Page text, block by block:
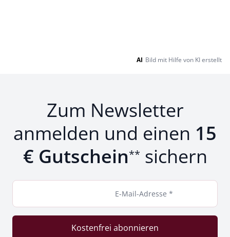
AI Bild mit Hilfe von KI erstellt
Zum Newsletter
anmelden und einen 15
€ Gutschein** sichern
E-Mail-Adresse *
Kostenfrei abonnieren